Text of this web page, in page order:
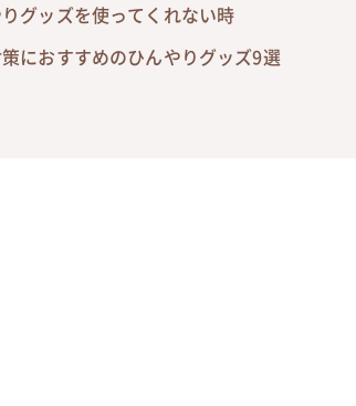
グッズを使ってくれない時
におすすめのひんやりグッズ9選